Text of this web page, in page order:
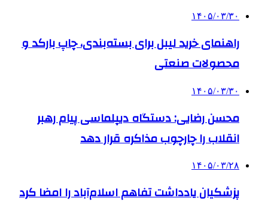
۱۴۰۵/۰۳/۳۰
راهنمای خرید لیبل برای بسته‌بندی، چاپ بارکد و
محصولات صنعتی
۱۴۰۵/۰۳/۳۰
محسن رضایی: دستگاه دیپلماسی پیام رهبر
انقلاب را چارچوب مذاکره قرار دهد
۱۴۰۵/۰۳/۲۸
پزشکیان یادداشت تفاهم اسلام‌آباد را امضا کرد